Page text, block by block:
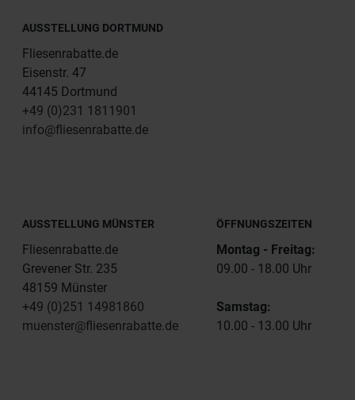
AUSSTELLUNG DORTMUND
Fliesenrabatte.de
Eisenstr. 47
44145 Dortmund
+49 (0)231 1811901
info@fliesenrabatte.de
AUSSTELLUNG MÜNSTER
Fliesenrabatte.de
Grevener Str. 235
48159 Münster
+49 (0)251 14981860
muenster@fliesenrabatte.de
ÖFFNUNGSZEITEN
Montag - Freitag:
09.00 - 18.00 Uhr
Samstag:
10.00 - 13.00 Uhr